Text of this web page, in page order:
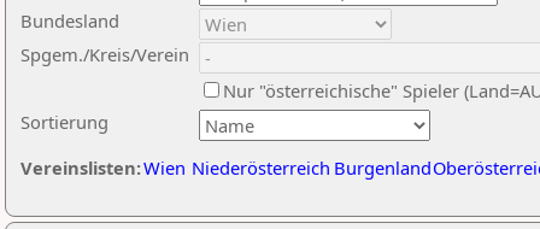
Sortierung
Bundesland
Spgem./Kreis/Verein
Nur "österreichische" Spieler
Vereinslisten:Wien Niederösterreich Burgenland